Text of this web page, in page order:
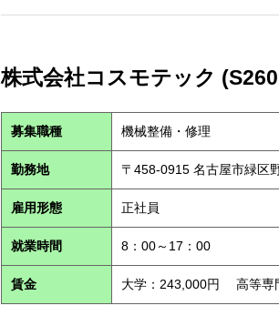
株式会社コスモテック
募集職種 機械整備・修理
勤務地 〒458-0915 名古屋市緑区
雇用形態 正社員
就業時間 8：00～17：00
賃金 大学：243,000円 高等専